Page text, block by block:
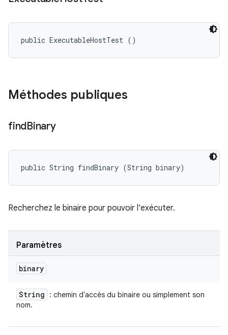
public ExecutableHostTest ()
Méthodes publiques
findBinary
public String findBinary (String binary)
Recherchez le binaire pour pouvoir l'exécuter.
Paramètres
binary
String
: chemin d'accès du binaire ou simplement son
nom.